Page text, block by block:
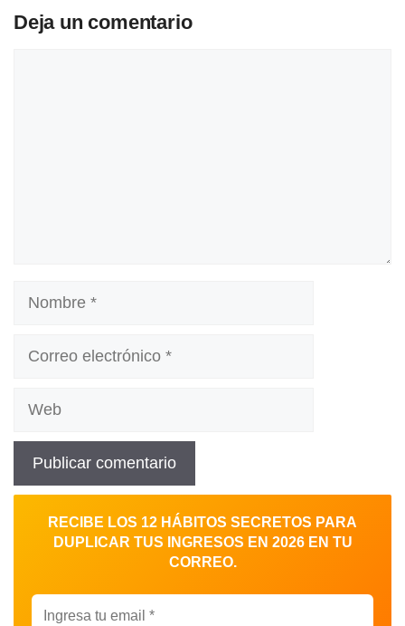
Deja un comentario
RECIBE LOS 12 HÁBITOS SECRETOS PARA
DUPLICAR TUS INGRESOS EN 2026 EN TU
CORREO.